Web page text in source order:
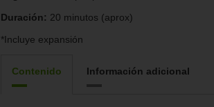
Duración: 20 minutos (aprox)
*Incluye expansión
Contenido Información adicional